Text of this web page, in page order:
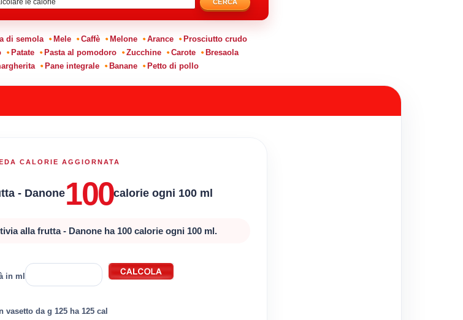
CERCA
di semola Mele Caffè Melone Arance
Prosciutto crudo
Patate Pasta al pomodoro Zucchine Carote
Bresaola
Pane integrale Banane Petto di pollo
CALORIE AGGIORNATA
- Danone100calorie ogni 100 ml
alla frutta - Danone ha 100 calorie ogni 100 ml.
in ml
vasetto da g 125 ha 125 cal